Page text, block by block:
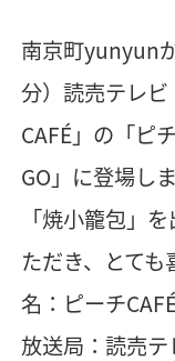
南京町yunyun
分）読売テレ
CAFÉ」の「ピ
GO」に登場し
「焼小籠包」
ただき、とて
名：ピーチ
放送局：読売テ